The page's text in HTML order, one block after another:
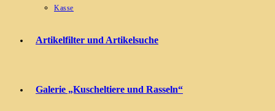
Kasse
Artikelfilter und Artikelsuche
Galerie „Kuscheltiere und Rasseln“